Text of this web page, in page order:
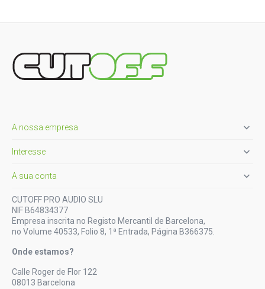
A nossa empresa 
Interesse 
A sua conta 
CUTOFF PRO AUDIO SLU
NIF B64834377
Empresa inscrita no Registo Mercantil de Barcelona,
no Volume 40533, Folio 8, 1ª Entrada, Página B366375.
Onde estamos?
Calle Roger de Flor 122
08013 Barcelona